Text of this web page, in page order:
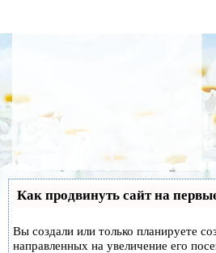
Как продвинуть сайт на
Вы создали или только планируете
направленных на увеличение его